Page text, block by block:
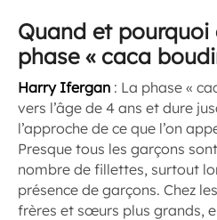
Quand et
phase « caca
Harry Ifergan : La phase «
vers l’âge de 4 ans et dure
l’approche de ce que l’on
Presque tous les garçons
nombre de fillettes, surtout
présence de garçons. Chez
frères et sœurs plus grands,